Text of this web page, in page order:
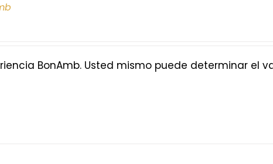
BonAmb. Usted mismo puede determinar el